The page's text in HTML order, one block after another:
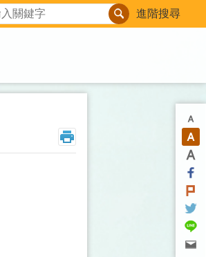
進階搜尋